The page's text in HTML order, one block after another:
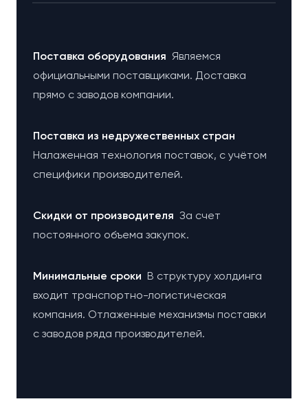
Поставка оборудования Являемся
официальными поставщиками. Доставка
прямо с заводов компании.
Поставка из недружественных стран
Налаженная технология поставок, с учётом
специфики производителей.
Cкидки от производителя За счет
постоянного объема закупок.
Минимальные сроки В структуру холдинга
входит транспортно-логистическая
компания. Отлаженные механизмы поставки
с заводов ряда производителей.